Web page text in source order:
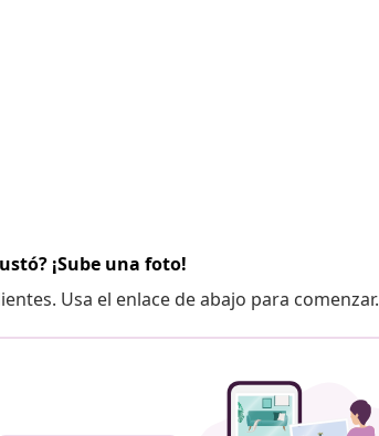
¡Sube una foto!
Usa el enlace de abajo para comenzar.